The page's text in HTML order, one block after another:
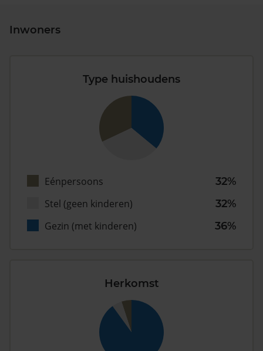
Inwoners
Type huishoudens
Eénpersoons
32%
Stel (geen kinderen)
32%
Gezin (met kinderen)
36%
Herkomst